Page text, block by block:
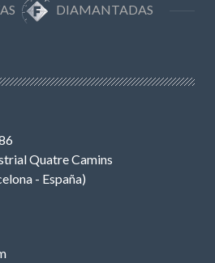
DIAMANTADAS
Quatre Camins
- España)